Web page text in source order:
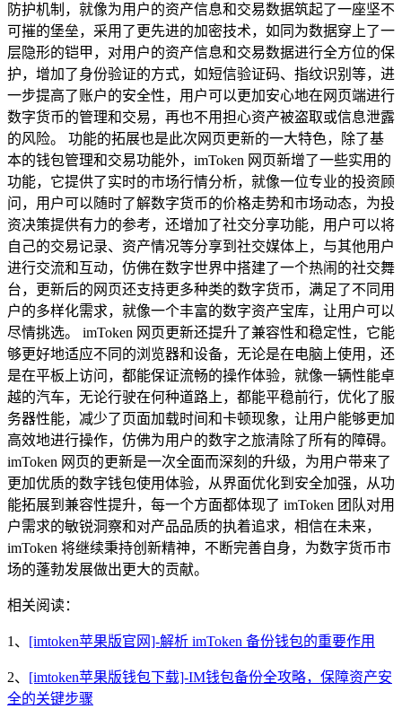
防护机制，就像为用户的资产信息和交易数据筑起了一座坚不
可摧的堡垒，采用了更先进的加密技术，如同为数据穿上了一
层隐形的铠甲，对用户的资产信息和交易数据进行全方位的保
护，增加了身份验证的方式，如短信验证码、指纹识别等，进
一步提高了账户的安全性，用户可以更加安心地在网页端进行
数字货币的管理和交易，再也不用担心资产被盗取或信息泄露
的风险。 功能的拓展也是此次网页更新的一大特色，除了基
本的钱包管理和交易功能外，imToken 网页新增了一些实用的
功能，它提供了实时的市场行情分析，就像一位专业的投资顾
问，用户可以随时了解数字货币的价格走势和市场动态，为投
资决策提供有力的参考，还增加了社交分享功能，用户可以将
自己的交易记录、资产情况等分享到社交媒体上，与其他用户
进行交流和互动，仿佛在数字世界中搭建了一个热闹的社交舞
台，更新后的网页还支持更多种类的数字货币，满足了不同用
户的多样化需求，就像一个丰富的数字资产宝库，让用户可以
尽情挑选。 imToken 网页更新还提升了兼容性和稳定性，它能
够更好地适应不同的浏览器和设备，无论是在电脑上使用，还
是在平板上访问，都能保证流畅的操作体验，就像一辆性能卓
越的汽车，无论行驶在何种道路上，都能平稳前行，优化了服
务器性能，减少了页面加载时间和卡顿现象，让用户能够更加
高效地进行操作，仿佛为用户的数字之旅清除了所有的障碍。
imToken 网页的更新是一次全面而深刻的升级，为用户带来了
更加优质的数字钱包使用体验，从界面优化到安全加强，从功
能拓展到兼容性提升，每一个方面都体现了 imToken 团队对用
户需求的敏锐洞察和对产品品质的执着追求，相信在未来，
imToken 将继续秉持创新精神，不断完善自身，为数字货币市
场的蓬勃发展做出更大的贡献。
相关阅读：
1、 [imtoken苹果版官网]-解析 imToken 备份钱包的重要作用
2、 [imtoken苹果版钱包下载]-IM钱包备份全攻略，保障资产安
全的关键步骤